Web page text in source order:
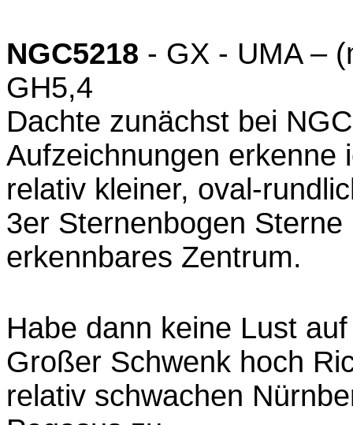
NGC5218 - GX - UMA –
GH5,4
Dachte zunächst bei
Aufzeichnungen erkenne
relativ kleiner, oval-
3er Sternenbogen
erkennbares Zentrum.
Habe dann keine Lust
Großer Schwenk hoch
relativ schwachen